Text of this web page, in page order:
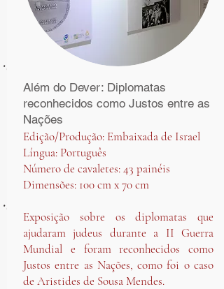
Além do Dever: Diplomatas
reconhecidos como Justos entre as
Nações
Edição/Produção: Embaixada de Israel
Língua: Português
Número de cavaletes: 43 painéis
Dimensões: 100 cm x 70 cm
Exposição sobre os diplomatas que
ajudaram judeus durante a II Guerra
Mundial e foram reconhecidos como
Justos entre as Nações, como foi o caso
de Aristides de Sousa Mendes.